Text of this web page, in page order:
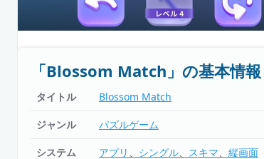
「Blossom Match」の基本情報
タイトル Blossom Match
ジャンル パズルゲーム
システム アプリ シングル スキマ 縦画面